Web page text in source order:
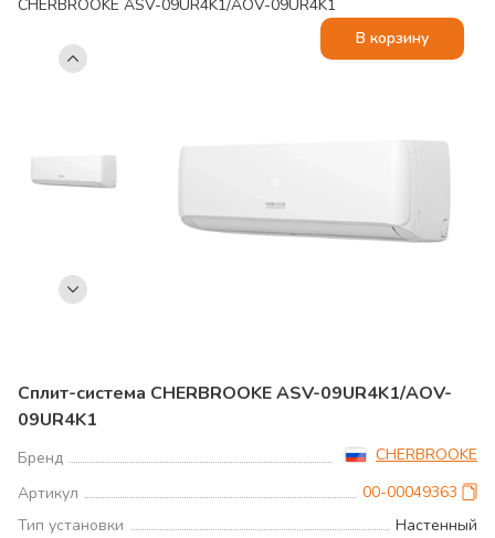
CHERBROOKE ASV-09UR4K1/AOV-09UR4K1
Сплит-система CHERBROOKE ASV-09UR4K1/AOV-
09UR4K1
Бренд
CHERBROOKE
Артикул
00-00049363
Тип установки
Настенный
В корзину